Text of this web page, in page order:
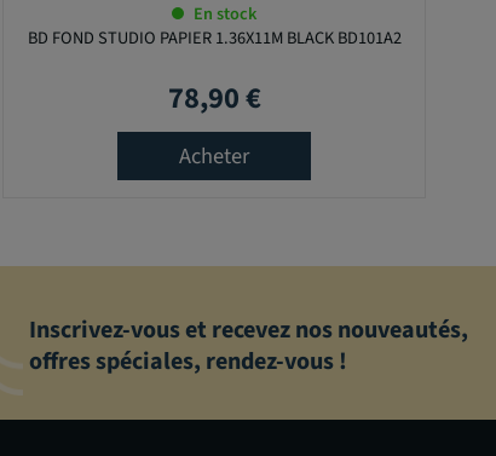
En stock
BD FOND STUDIO PAPIER 1.36X11M BLACK BD101A2
Prix
78,90 €
Acheter
Inscrivez-vous et recevez nos nouveautés,
offres spéciales, rendez-vous !